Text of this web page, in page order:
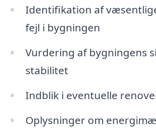
Identifikation af
fejl i bygningen
Vurdering af bygningens
stabilitet
Indblik i eventuelle
Oplysninger om